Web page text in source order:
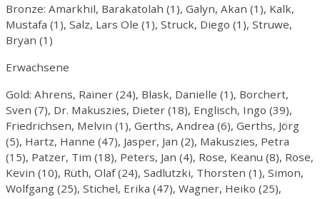
Bronze: Amarkhil, Barakatolah (1), Galyn, Akan (1), Kalk,
Mustafa (1), Salz, Lars Ole (1), Struck, Diego (1), Struwe,
Bryan (1)
Erwachsene
Gold: Ahrens, Rainer (24), Blask, Danielle (1), Borchert,
Sven (7), Dr. Makuszies, Dieter (18), Englisch, Ingo (39),
Friedrichsen, Melvin (1), Gerths, Andrea (6), Gerths, Jörg
(5), Hartz, Hanne (47), Jasper, Jan (2), Makuszies, Petra
(15), Patzer, Tim (18), Peters, Jan (4), Rose, Keanu (8), Rose,
Kevin (10), Rüth, Olaf (24), Sadlutzki, Thorsten (1), Simon,
Wolfgang (25), Stichel, Erika (47), Wagner, Heiko (25),